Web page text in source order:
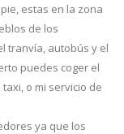
estas en la zona
de los
tranvía, autobús y el
puedes coger el
o mi servicio de
ya que los